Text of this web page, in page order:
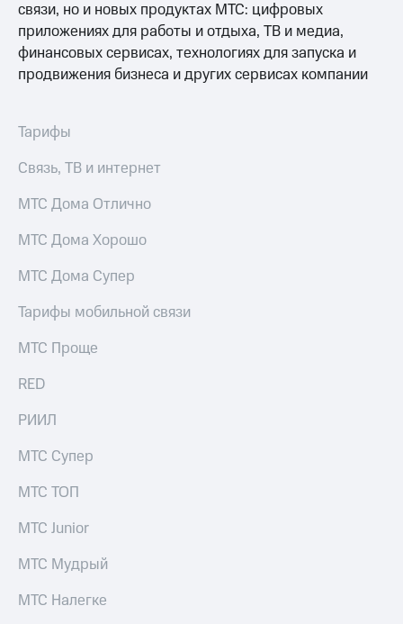
КИОН
Строки
Live
приложения
Инвестиции
Получайте
онлайн
Покупка
С картой
Деньги
Накопления
Откладывайте
и получайте
МТС
Деньги
МТС
Накопления
Акции
пополнения
Скидка
на связь
Тарифы
РИИЛ
и МТС Супер
Обзоры
до 40%
на смартфоны
покупке
связи, но и новых продуктах МТС: цифровых
приложениях для работы и отдыха, ТВ и медиа,
финансовых сервисах, технологиях для запуска и
продвижения бизнеса и других сервисах компании
Тарифы
Связь, ТВ и интернет
МТС Дома Отлично
МТС Дома Хорошо
МТС Дома Супер
Тарифы мобильной связи
МТС Проще
RED
РИИЛ
МТС Супер
МТС ТОП
МТС Junior
МТС Мудрый
МТС Налегке